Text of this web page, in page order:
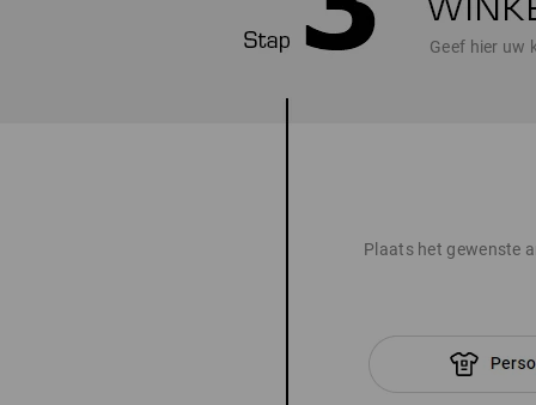
Geef hier uw
Plaats het gewenste